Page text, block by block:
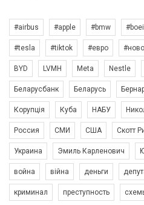
#airbus #apple #bmw
#tesla #tiktok #евро
BYD LVMH Meta Nestle
Беларусбанк Беларусь
Корупція Куба НАБУ
Россия СМИ США Скотт
Украина Эмиль Карленович
война війна деньги
криминал преступность